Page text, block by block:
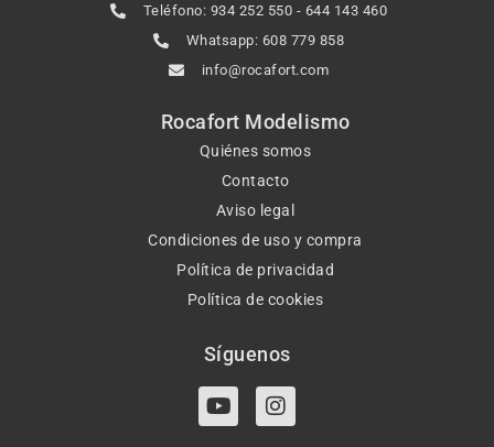
Teléfono: 934 252 550 - 644 143 460
Whatsapp: 608 779 858
info@rocafort.com
Rocafort Modelismo
Quiénes somos
Contacto
Aviso legal
Condiciones de uso y compra
Política de privacidad
Política de cookies
Síguenos
Y
o
I
n